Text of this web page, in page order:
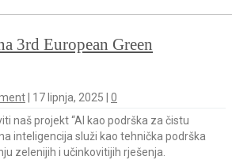
3rd European Green
17 lipnja, 2025
0
naš projekt “AI kao podrška za čistu
inteligencija služi kao tehnička podrška
zelenijih i učinkovitijih rješenja.